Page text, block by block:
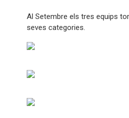
Al Setembre els tres equips
seves categories.